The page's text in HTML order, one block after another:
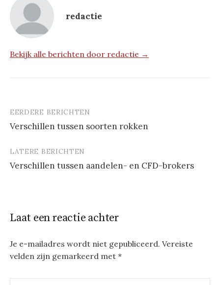
redactie
Bekijk alle berichten door redactie →
Berichtnavigatie
EERDERE BERICHTEN
Verschillen tussen soorten rokken
LATERE BERICHTEN
Verschillen tussen aandelen- en CFD-brokers
Laat een reactie achter
Je e-mailadres wordt niet gepubliceerd. Vereiste
velden zijn gemarkeerd met *